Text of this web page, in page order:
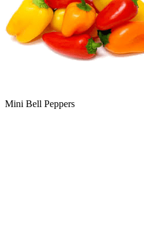
Mini Bell Peppers